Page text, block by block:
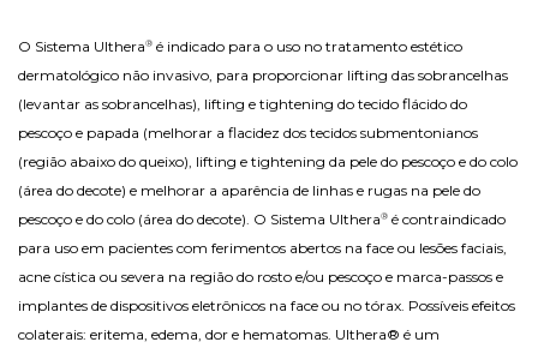
O Sistema Ulthera® é indicado para o uso no tratamento estético
dermatológico não invasivo, para proporcionar lifting das sobrancelhas
(levantar as sobrancelhas), lifting e tightening do tecido flácido do
pescoço e papada (melhorar a flacidez dos tecidos submentonianos
(região abaixo do queixo), lifting e tightening da pele do pescoço e do colo
(área do decote) e melhorar a aparência de linhas e rugas na pele do
pescoço e do colo (área do decote). O Sistema Ulthera® é contraindicado
para uso em pacientes com ferimentos abertos na face ou lesões faciais,
acne cística ou severa na região do rosto e/ou pescoço e marca-passos e
implantes de dispositivos eletrônicos na face ou no tórax. Possíveis efeitos
colaterais: eritema, edema, dor e hematomas. Ulthera® é um